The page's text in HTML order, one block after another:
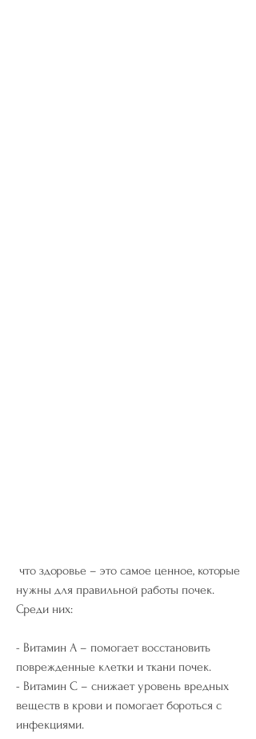
нужны для правильной работы почек.
Среди них:
- Витамин А – помогает восстановить
поврежденные клетки и ткани почек.
- Витамин С – снижает уровень вредных
веществ в крови и помогает бороться с
инфекциями.